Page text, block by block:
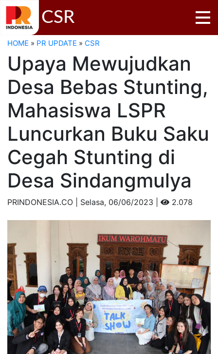
CSR
HOME » PR UPDATE » CSR
Upaya Mewujudkan
Desa Bebas Stunting,
Mahasiswa LSPR
Luncurkan Buku Saku
Cegah Stunting di
Desa Sindangmulya
PRINDONESIA.CO | Selasa, 06/06/2023 | 2.078